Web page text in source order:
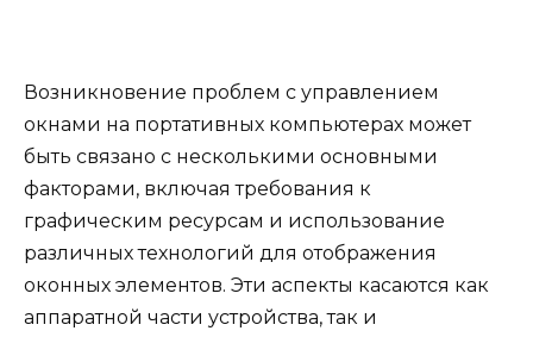
Возникновение проблем с управлением
окнами на портативных компьютерах может
быть связано с несколькими основными
факторами, включая требования к
графическим ресурсам и использование
различных технологий для отображения
оконных элементов. Эти аспекты касаются как
аппаратной части устройства, так и